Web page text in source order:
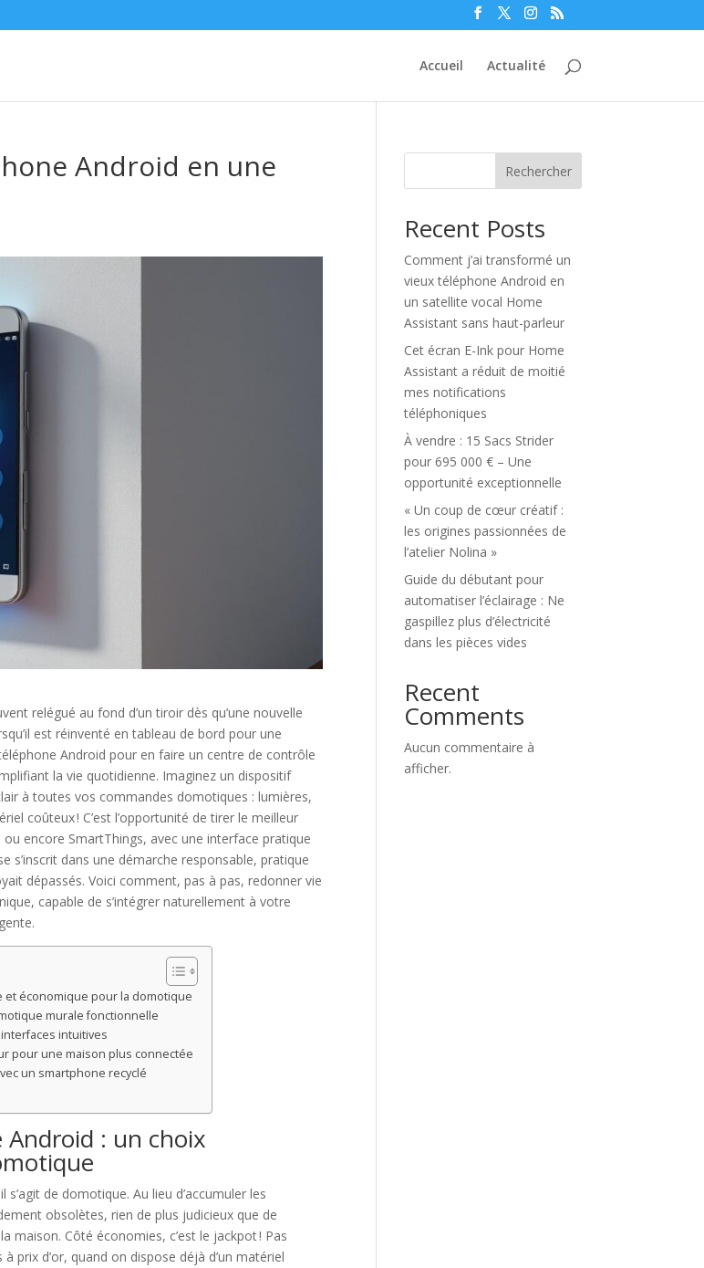
Accueil Actualité
Android en une
relégué au fond d’un tiroir dès qu’une nouvelle
est réinventé en tableau de bord pour une
Android pour en faire un centre de contrôle
la vie quotidienne. Imaginez un dispositif
à toutes vos commandes domotiques : lumières,
coûteux ! C’est l’opportunité de tirer le meilleur
encore SmartThings, avec une interface pratique
dans une démarche responsable, pratique
dépassés. Voici comment, pas à pas, redonner vie
capable de s’intégrer naturellement à votre
et économique pour la domotique
murale fonctionnelle
intuitives
pour une maison plus connectée
un smartphone recyclé
: un choix
de domotique. Au lieu d’accumuler les
obsolètes, rien de plus judicieux que de
Côté économies, c’est le jackpot ! Pas
prix d’or, quand on dispose déjà d’un matériel
Rechercher
Recent Posts
Comment j’ai transformé un
vieux téléphone Android en
un satellite vocal Home
Assistant sans haut-parleur
Cet écran E-Ink pour Home
Assistant a réduit de moitié
mes notifications
téléphoniques
À vendre : 15 Sacs Strider
pour 695 000 € – Une
opportunité exceptionnelle
« Un coup de cœur créatif :
les origines passionnées de
l’atelier Nolina »
Guide du débutant pour
automatiser l’éclairage : Ne
gaspillez plus d’électricité
dans les pièces vides
Recent
Comments
Aucun commentaire à
afficher.